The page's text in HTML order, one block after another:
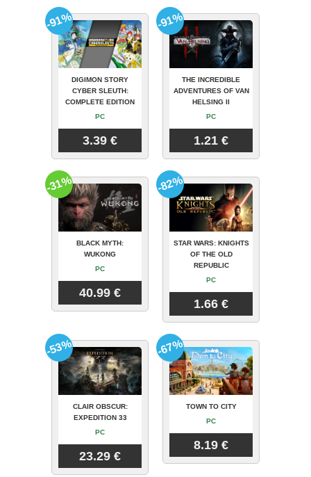
DIGIMON STORY
CYBER SLEUTH:
COMPLETE EDITION
PC
3.39 €
-91%
THE INCREDIBLE
ADVENTURES OF VAN
HELSING II
PC
1.21 €
-91%
BLACK MYTH:
WUKONG
PC
40.99 €
-31%
STAR WARS: KNIGHTS
OF THE OLD
REPUBLIC
PC
1.66 €
-82%
CLAIR OBSCUR:
EXPEDITION 33
PC
23.29 €
-53%
TOWN TO CITY
PC
8.19 €
-67%